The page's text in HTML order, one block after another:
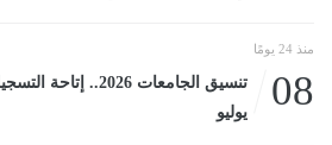
منذ 24 يومًا
08
يوليو